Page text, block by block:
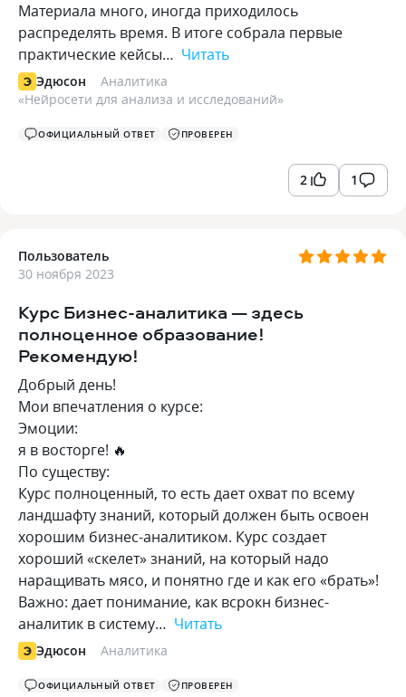
Материала много, иногда приходилось
распределять время. В итоге собрала первые
практические кейсы… Читать
Эдюсон
Аналитика
«Нейросети для анализа и исследований»
ОФИЦИАЛЬНЫЙ ОТВЕТ ПРОВЕРЕН
2 1
Пользователь
30 ноября 2023
Курс Бизнес-аналитика — здесь
полноценное образование!
Рекомендую!
Добрый день!
Мои впечатления о курсе:
Эмоции:
я в восторге! 🔥
По существу:
Курс полноценный, то есть дает охват по всему
ландшафту знаний, который должен быть освоен
хорошим бизнес-аналитиком. Курс создает
хороший «скелет» знаний, на который надо
наращивать мясо, и понятно где и как его «брать»!
Важно: дает понимание, как всрокн бизнес-
аналитик в систему… Читать
Эдюсон Аналитика
ОФИЦИАЛЬНЫЙ ОТВЕТ ПРОВЕРЕН